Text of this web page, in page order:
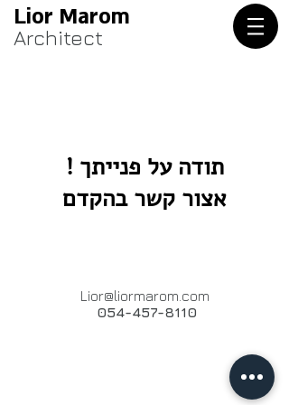
Lior Marom
Architect
! תודה על פנייתך
אצור קשר בהקדם
Lior@liormarom.com
054-457-8110